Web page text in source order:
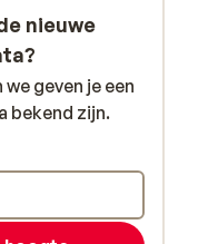
nieuwe
geven je een
bekend zijn.